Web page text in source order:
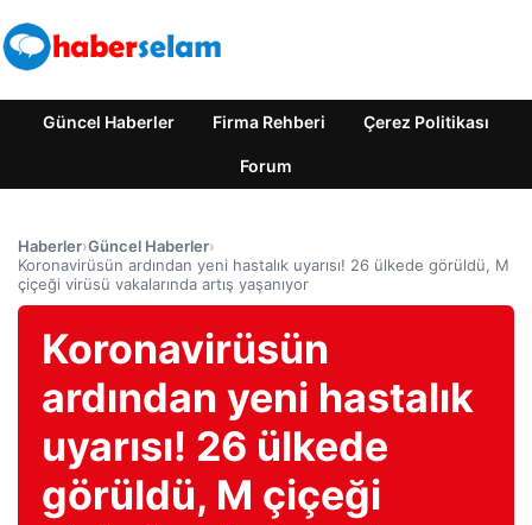
Güncel Haberler Firma Rehberi Çerez Politikası
Forum
Haberler›Güncel Haberler›
Koronavirüsün ardından yeni hastalık uyarısı! 26 ülkede görüldü, M
çiçeği virüsü vakalarında artış yaşanıyor
Koronavirüsün
ardından yeni hastalık
uyarısı! 26 ülkede
görüldü, M çiçeği